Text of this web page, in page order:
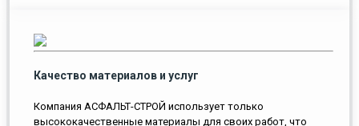
Качество материалов и услуг
Компания АСФАЛЬТ-СТРОЙ использует только
высококачественные материалы для своих работ, что